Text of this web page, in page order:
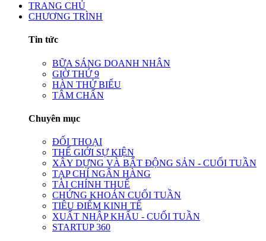
TRANG CHỦ
CHƯƠNG TRÌNH
Tin tức
BỮA SÁNG DOANH NHÂN
GIỜ THỨ 9
HÀN THỬ BIỂU
TÂM CHẤN
Chuyên mục
ĐỐI THOẠI
THẾ GIỚI SỰ KIỆN
XÂY DỰNG VÀ BẤT ĐỘNG SẢN - CUỐI TUẦN
TẠP CHÍ NGÂN HÀNG
TÀI CHÍNH THUẾ
CHỨNG KHOÁN CUỐI TUẦN
TIÊU ĐIỂM KINH TẾ
XUẤT NHẬP KHẨU - CUỐI TUẦN
STARTUP 360